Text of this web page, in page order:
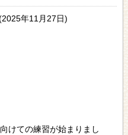
年11月27日)
けての練習が始まりまし